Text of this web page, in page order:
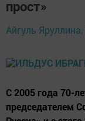
прост»
Айгуль Яруллина,
С 2005 года 70-
председателем